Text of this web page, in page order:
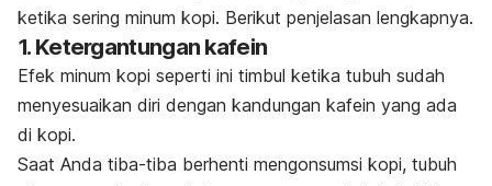
ketika sering minum kopi. Berikut penjelasan lengkapnya.
1. Ketergantungan kafein
Efek minum kopi seperti ini timbul ketika tubuh sudah
menyesuaikan diri dengan kandungan kafein yang ada
di kopi.
Saat Anda tiba-tiba berhenti mengonsumsi kopi, tubuh